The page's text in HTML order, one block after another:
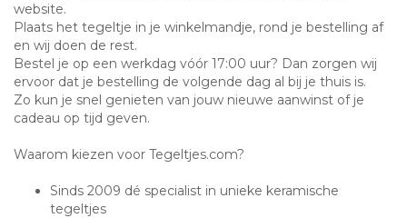
website.
Plaats het tegeltje in je winkelmandje, rond je bestelling af
en wij doen de rest.
Bestel je op een werkdag vóór 17:00 uur? Dan zorgen wij
ervoor dat je bestelling de volgende dag al bij je thuis is.
Zo kun je snel genieten van jouw nieuwe aanwinst of je
cadeau op tijd geven.
Waarom kiezen voor Tegeltjes.com?
Sinds 2009 dé specialist in unieke keramische
tegeltjes